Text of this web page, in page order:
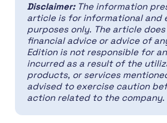
Disclaimer: The information
article is for informational and
purposes only. The article
financial advice or advice of
Edition is not responsible for
incurred as a result of the
products, or services
advised to exercise caution
action related to the company.